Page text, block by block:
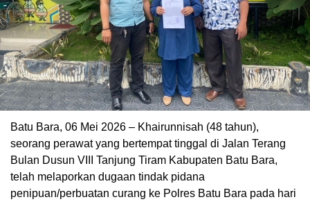
Batu Bara, 06 Mei 2026 – Khairunnisah (48 tahun),
seorang perawat yang bertempat tinggal di Jalan Terang
Bulan Dusun VIII Tanjung Tiram Kabupaten Batu Bara,
telah melaporkan dugaan tindak pidana
penipuan/perbuatan curang ke Polres Batu Bara pada hari